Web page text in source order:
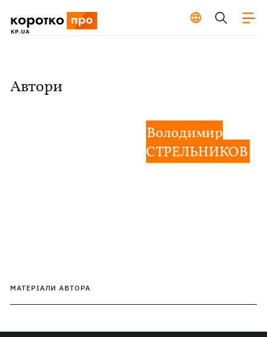
Автори
Володимир
СТРЕЛЬНИКОВ
МАТЕРІАЛИ АВТОРА